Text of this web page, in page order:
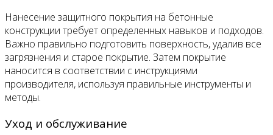
Нанесение защитного покрытия на бетонные
конструкции требует определенных навыков и подходов.
Важно правильно подготовить поверхность, удалив все
загрязнения и старое покрытие. Затем покрытие
наносится в соответствии с инструкциями
производителя, используя правильные инструменты и
методы.
Уход и обслуживание